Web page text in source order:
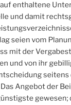
enthaltene
und damit
seien vom
mit der
und von ihr
seitens
Angebot der
gewesen;